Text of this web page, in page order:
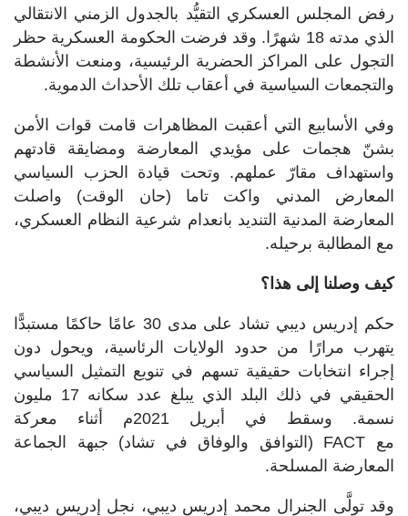
رفض المجلس العسكري التقيُّد بالجدول الزمني الانتقالي
الذي مدته 18 شهرًا. وقد فرضت الحكومة العسكرية حظر
التجول على المراكز الحضرية الرئيسية، ومنعت الأنشطة
والتجمعات السياسية في أعقاب تلك الأحداث الدموية.
وفي الأسابيع التي أعقبت المظاهرات قامت قوات الأمن
بشنّ هجمات على مؤيدي المعارضة ومضايقة قادتهم
واستهداف مقارّ عملهم. وتحت قيادة الحزب السياسي
المعارض المدني واكت تاما (حان الوقت) واصلت
المعارضة المدنية التنديد بانعدام شرعية النظام العسكري،
مع المطالبة برحيله.
كيف وصلنا إلى هذا؟
حكم إدريس ديبي تشاد على مدى 30 عامًا حاكمًا مستبدًّا
يتهرب مرارًا من حدود الولايات الرئاسية، ويحول دون
إجراء انتخابات حقيقية تسهم في تنويع التمثيل السياسي
الحقيقي في ذلك البلد الذي يبلغ عدد سكانه 17 مليون
نسمة. وسقط في أبريل 2021م أثناء معركة
مع FACT (التوافق والوفاق في تشاد) جبهة الجماعة
المعارضة المسلحة.
وقد تولَّى الجنرال محمد إدريس ديبي، نجل إدريس ديبي،